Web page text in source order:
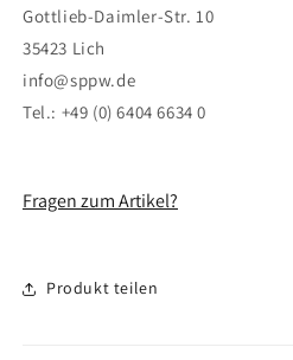
Gottlieb-Daimler-Str. 10
35423 Lich
info@sppw.de
Tel.: +49 (0) 6404 6634 0
Fragen zum Artikel?
Produkt teilen